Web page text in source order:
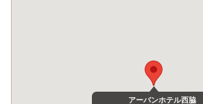
アーバンホテル西脇